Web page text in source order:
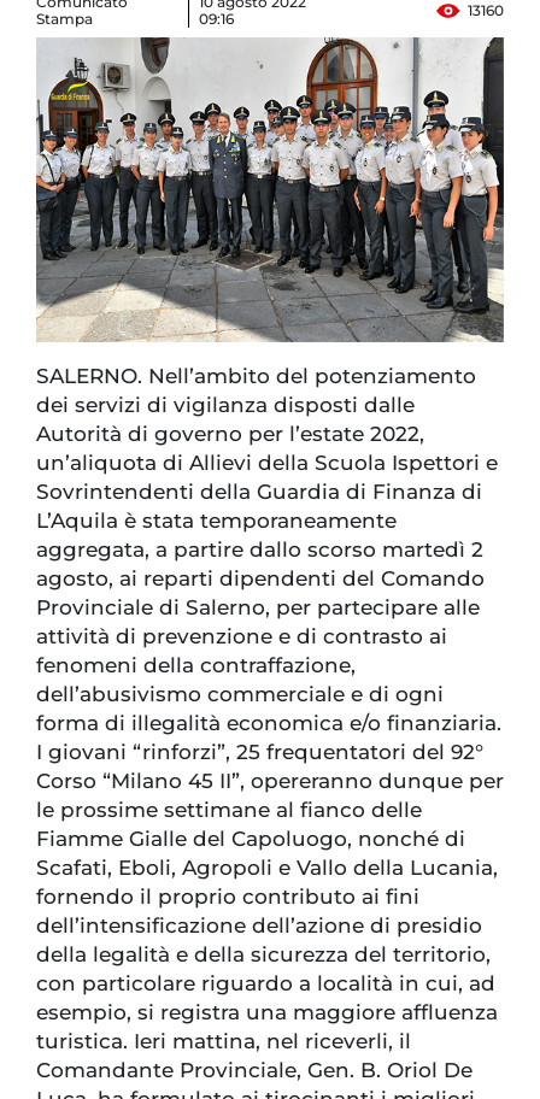
Stampa
09:16
13160
SALERNO. Nell’ambito del potenziamento
dei servizi di vigilanza disposti dalle
Autorità di governo per l’estate 2022,
un’aliquota di Allievi della Scuola Ispettori e
Sovrintendenti della Guardia di Finanza di
L’Aquila è stata temporaneamente
aggregata, a partire dallo scorso martedì 2
agosto, ai reparti dipendenti del Comando
Provinciale di Salerno, per partecipare alle
attività di prevenzione e di contrasto ai
fenomeni della contraffazione,
dell’abusivismo commerciale e di ogni
forma di illegalità economica e/o finanziaria.
I giovani “rinforzi”, 25 frequentatori del 92°
Corso “Milano 45 II”, opereranno dunque per
le prossime settimane al fianco delle
Fiamme Gialle del Capoluogo, nonché di
Scafati, Eboli, Agropoli e Vallo della Lucania,
fornendo il proprio contributo ai fini
dell’intensificazione dell’azione di presidio
della legalità e della sicurezza del territorio,
con particolare riguardo a località in cui, ad
esempio, si registra una maggiore affluenza
turistica. Ieri mattina, nel riceverli, il
Comandante Provinciale, Gen. B. Oriol De